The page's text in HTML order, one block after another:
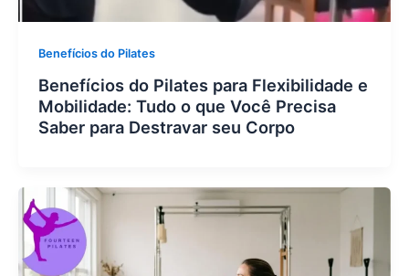
Benefícios do Pilates
Benefícios do Pilates para Flexibilidade e
Mobilidade: Tudo o que Você Precisa
Saber para Destravar seu Corpo